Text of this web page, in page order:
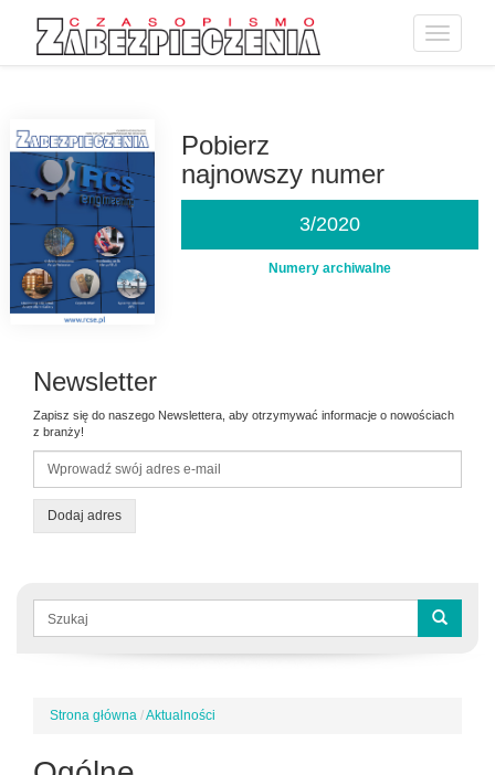
Toggle
Pobierz
najnowszy numer
3/2020
Numery archiwalne
Newsletter
Zapisz się do naszego Newslettera, aby otrzymywać informacje o nowościach
z branży!
Dodaj adres
Formularz
wyszukiwania
Jesteś
Strona główna /Aktualności